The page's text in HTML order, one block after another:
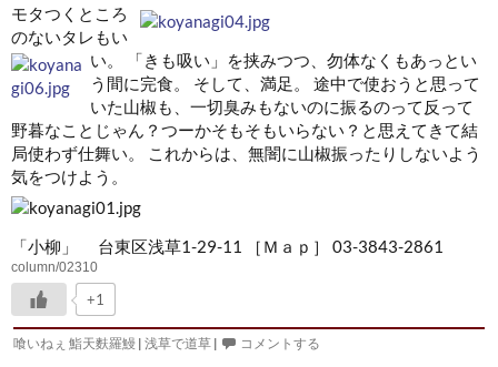
モタつくところ
のないタレもい
い。
「きも吸い」を挟みつつ、勿体なくもあっとい
う間に完食。 そして、満足。 途中で使おうと思って
いた山椒も、一切臭みもないのに振るのって反って
野暮なことじゃん？つーかそもそもいらない？と思えてきて結
局使わず仕舞い。 これからは、無闇に山椒振ったりしないよう
気をつけよう。
「小柳」 台東区浅草1-29-11 ［Ｍａｐ］ 03-3843-2861
column/02310
+1
喰いねぇ 鮨天麩羅鰻 | 浅草で道草 | コメントする